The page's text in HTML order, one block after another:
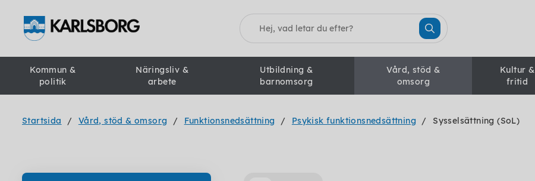
Sök
Kommun &
politik
Näringsliv &
arbete
Utbildning &
barnomsorg
Vård, stöd &
omsorg
Kultur &
fritid
Startsida Vård, stöd & omsorg Funktionsnedsättning Psykisk funktionsnedsättning Sysselsättning (SoL)